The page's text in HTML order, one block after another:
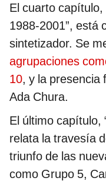
El cuarto capítulo,
1988-2001”, está
sintetizador. Se
agrupaciones
10, y la presencia
Ada Chura.
El último capítulo,
relata la travesía
triunfo de las
como Grupo 5,